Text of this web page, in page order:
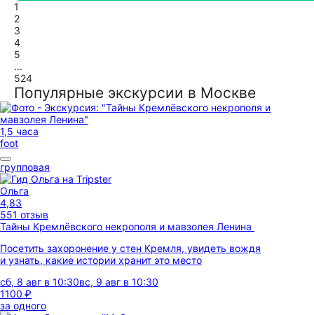
1
2
3
4
5
...
524
Популярные экскурсии в Москве
1,5 часа
foot
групповая
Ольга
4,83
551 отзыв
Тайны Кремлёвского некрополя и мавзолея Ленина
Посетить захоронение у стен Кремля, увидеть вождя
и узнать, какие истории хранит это место
сб, 8 авг в 10:30вс, 9 авг в 10:30
1100 ₽
за одного